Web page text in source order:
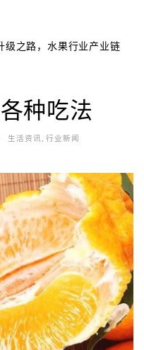
种吃法
生活资讯, 行业新闻
级之路，水果行业产业链